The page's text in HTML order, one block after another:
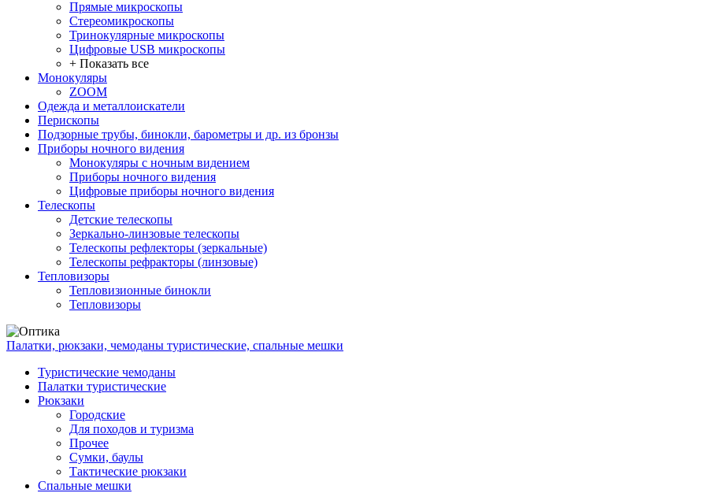
Прямые микроскопы
Стереомикроскопы
Тринокулярные микроскопы
Цифровые USB микроскопы
+ Показать все
Монокуляры
ZOOM
Одежда и металлоискатели
Перископы
Подзорные трубы, бинокли, барометры и др. из бронзы
Приборы ночного видения
Монокуляры с ночным видением
Приборы ночного видения
Цифровые приборы ночного видения
Телескопы
Детские телескопы
Зеркально-линзовые телескопы
Телескопы рефлекторы (зеркальные)
Телескопы рефракторы (линзовые)
Тепловизоры
Тепловизионные бинокли
Тепловизоры
Палатки, рюкзаки, чемоданы туристические, спальные мешки
Туристические чемоданы
Палатки туристические
Рюкзаки
Городские
Для походов и туризма
Прочее
Сумки, баулы
Тактические рюкзаки
Спальные мешки